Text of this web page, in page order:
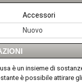
Accessori
Nuovo
è un insieme di
è possibile attirare